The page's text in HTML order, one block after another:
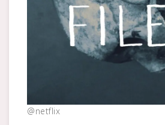
@netflix